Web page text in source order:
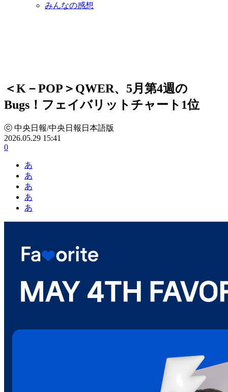
みんなの感想
＜K－POP＞QWER、5月第4週の
Bugs！フェイバリットチャート1位
ⓒ 中央日報/中央日報日本語版
2026.05.29 15:41
0
あ
あ
あ
あ
あ